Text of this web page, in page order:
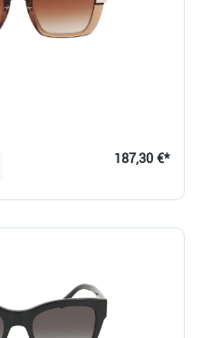
187,30 €*